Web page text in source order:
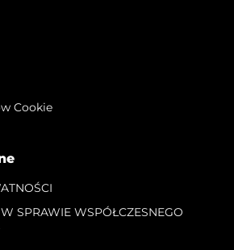
Cookie
SPRAWIE WSPÓŁCZESNEGO